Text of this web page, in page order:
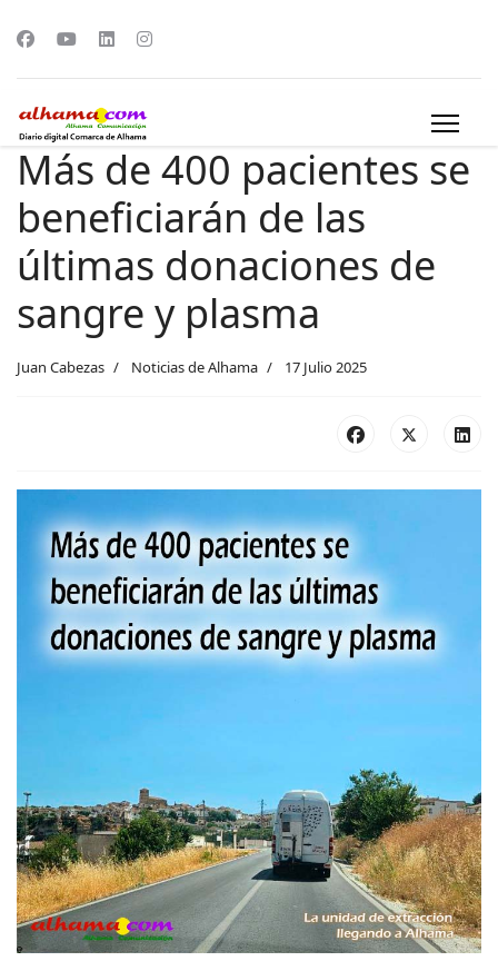
Más de 400 pacientes se
beneficiarán de las
últimas donaciones de
sangre y plasma
Juan Cabezas Noticias de Alhama 17 Julio 2025